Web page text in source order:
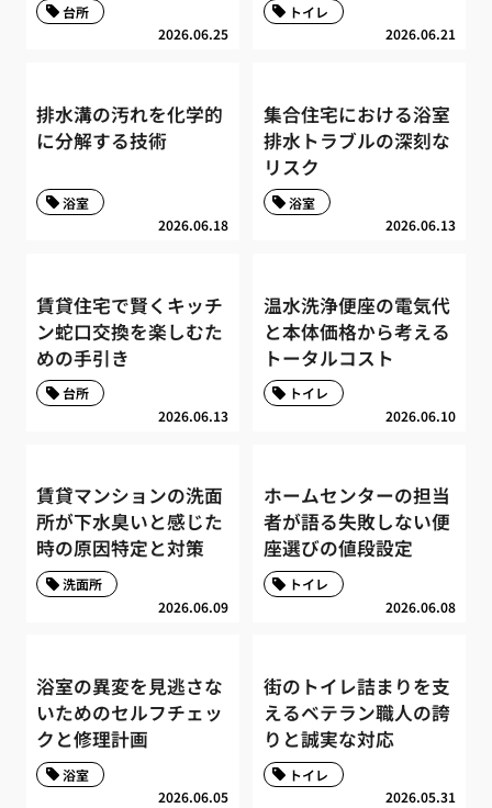
2026.06.25
台所
2026.06.21
トイレ
排水溝の汚れを化学的
に分解する技術
2026.06.18
浴室
集合住宅における浴室
排水トラブルの深刻な
リスク
2026.06.13
浴室
賃貸住宅で賢くキッチ
ン蛇口交換を楽しむた
めの手引き
2026.06.13
台所
温水洗浄便座の電気代
と本体価格から考える
トータルコスト
2026.06.10
トイレ
賃貸マンションの洗面
所が下水臭いと感じた
時の原因特定と対策
2026.06.09
洗面所
ホームセンターの担当
者が語る失敗しない便
座選びの値段設定
2026.06.08
トイレ
浴室の異変を見逃さな
いためのセルフチェッ
クと修理計画
2026.06.05
浴室
街のトイレ詰まりを支
えるベテラン職人の誇
りと誠実な対応
2026.05.31
トイレ